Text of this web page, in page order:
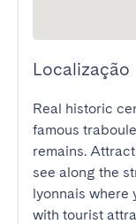
Localização
Real historic
famous
remains.
see along the
lyonnais where
with tourist